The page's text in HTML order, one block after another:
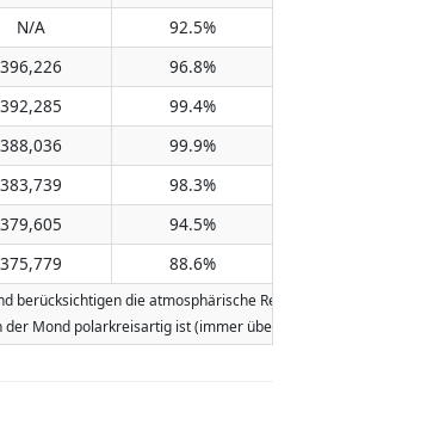
( N/A )
N/A
92.5%
396,226
96.8%
392,285
99.4%
388,036
99.9%
383,739
98.3%
379,605
94.5%
375,779 88.6%
die atmosphärische Refraktion der Erde.
Mond polarkreisartig ist (immer über oder immer unter